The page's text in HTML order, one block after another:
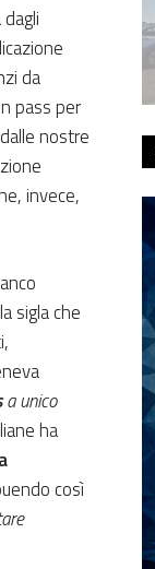
dagli
da
pass per
nostre
invece,
sigla che
a unico
ha
così